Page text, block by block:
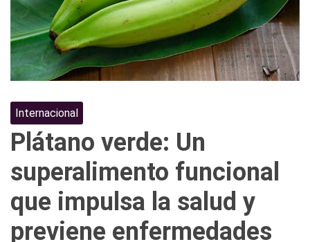
Internacional
Plátano verde: Un
superalimento funcional
que impulsa la salud y
previene enfermedades